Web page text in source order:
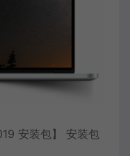
安装包】 安装包